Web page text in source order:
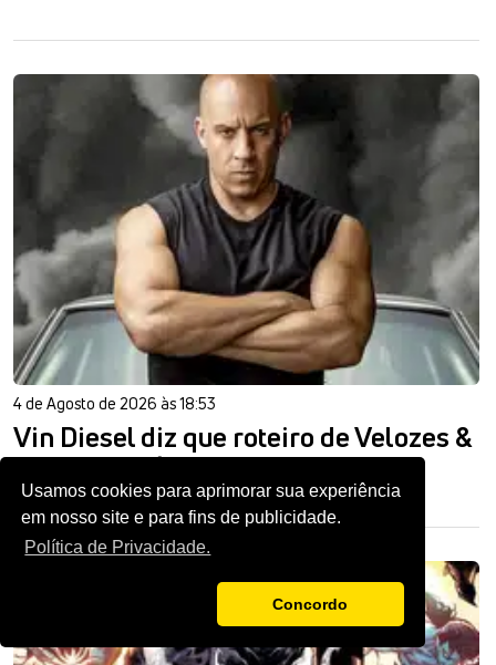
Usamos cookies para aprimorar sua experiência
em nosso site e para fins de publicidade.
Política de Privacidade.
Concordo
4 de Agosto de 2026 às 18:53
Vin Diesel diz que roteiro de Velozes &
Furiosos 11 é o melhor da franquia